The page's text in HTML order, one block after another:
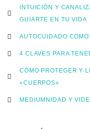
INTUICIÓN Y
GUIARTE EN TU VIDA
AUTOCUIDADO
4 CLAVES PARA
CÓMO PROTEGER Y
«CUERPOS»
MEDIUMNIDAD Y